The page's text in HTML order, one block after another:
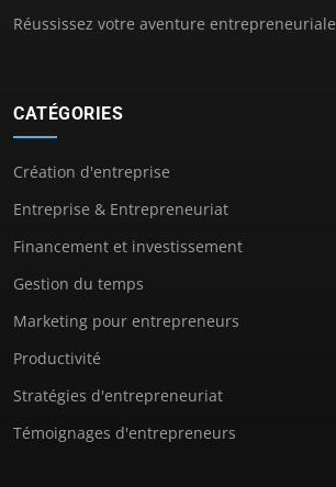
Réussissez votre aventure entrepreneuriale
CATÉGORIES
Création d'entreprise
Entreprise & Entrepreneuriat
Financement et investissement
Gestion du temps
Marketing pour entrepreneurs
Productivité
Stratégies d'entrepreneuriat
Témoignages d'entrepreneurs